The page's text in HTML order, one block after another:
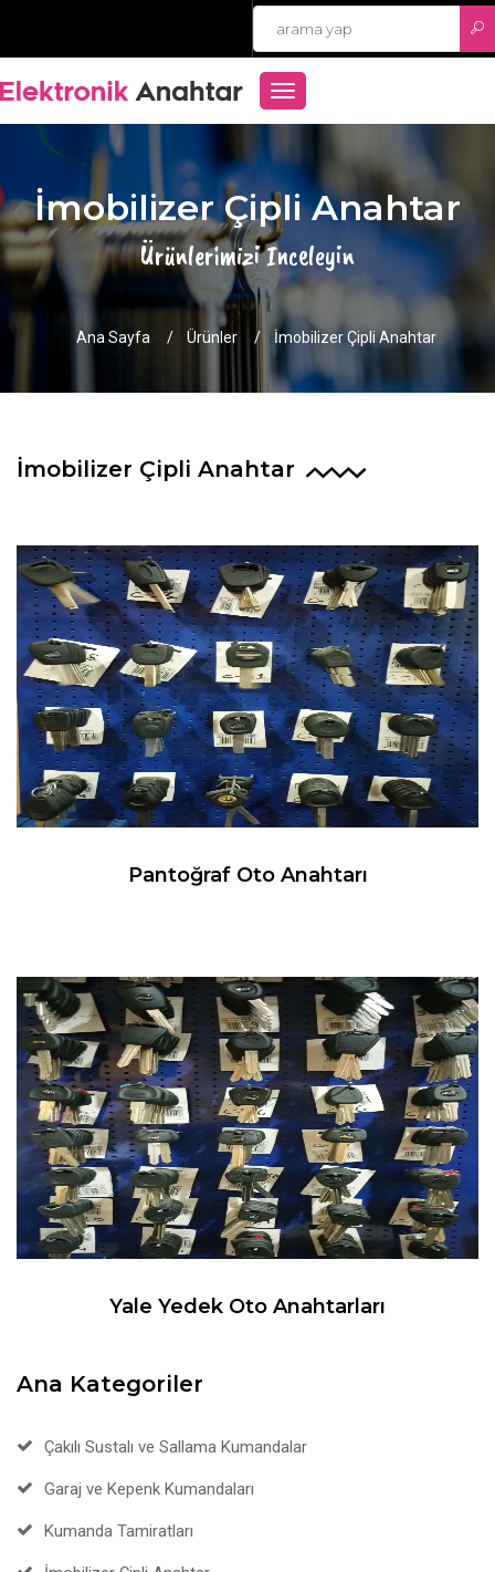
TOGGLE
NAVIGATION
İmobilizer Çipli Anahtar
Ürünlerimizi Inceleyin
Ana Sayfa Ürünler İmobilizer Çipli Anahtar
İmobilizer Çipli Anahtar
Pantoğraf Oto Anahtarı
Yale Yedek Oto Anahtarları
Ana Kategoriler
Çakılı Sustalı ve Sallama Kumandalar
Garaj ve Kepenk Kumandaları
Kumanda Tamiratları